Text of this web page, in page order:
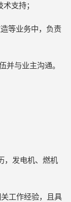
支持；
等业务中，负责
并与业主沟通。
，发电机、燃机
工作经验，且具